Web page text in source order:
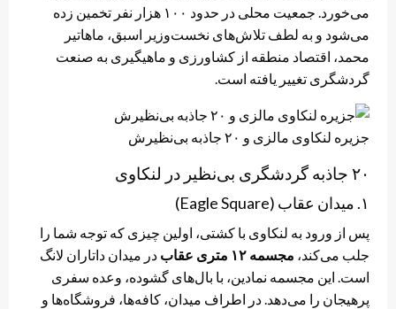
می‌خورد. جمعیت محلی در حدود ۱۰۰ هزار نفر تخمین زده
می‌شود و به لطف تلاش‌های نخست‌وزیر اسبق، ماهاتیر
محمد، اقتصاد منطقه از کشاورزی و ماهیگیری به صنعت
گردشگری تغییر یافته است.
جزیره لنکاوی مالزی و ۲۰ جاذبه بی‌نظیرش
۲۰ جاذبه‌ گردشگری بی‌نظیر در لنکاوی
۱. میدان عقاب (Eagle Square)
پس از ورود به لنکاوی با کشتی، اولین چیزی که توجه شما را
جلب می‌کند، مجسمه ۱۲ متری عقاب
در میدان داتاران لانگ
است. این مجسمه نمادین، با بال‌های گشوده، وعده سفری
پرهیجان را می‌دهد. در اطراف میدان، کافه‌ها، فروشگاه‌ها و